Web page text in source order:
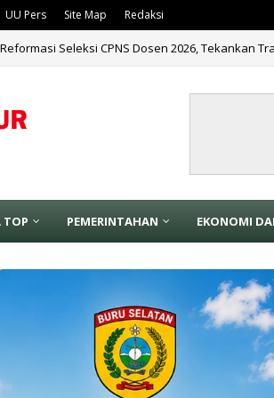
UU Pers Site Map Redaksi
Seleksi CPNS Dosen 2026, Tekankan
TOP PEMERINTAHAN EKONOMI